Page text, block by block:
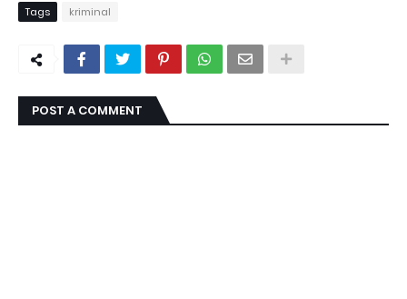
Tags kriminal
POST A COMMENT